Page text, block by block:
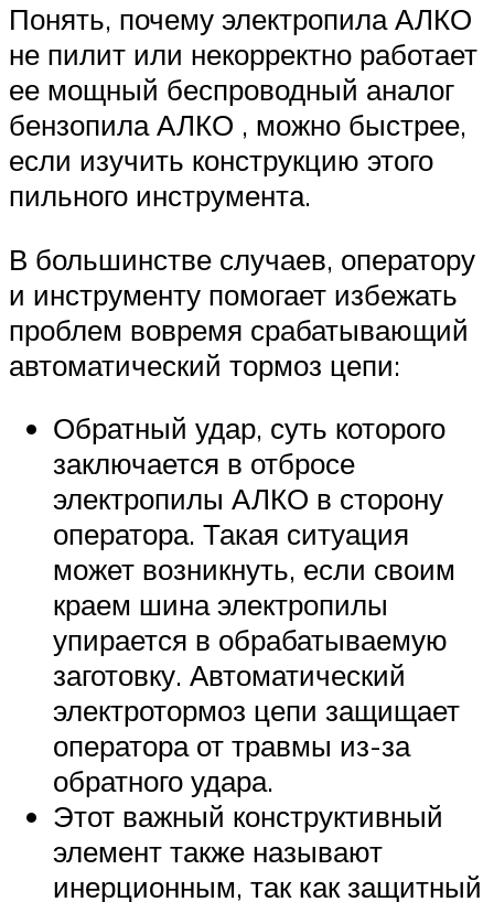
Понять, почему электропила АЛКО
не пилит или некорректно работает
ее мощный беспроводный аналог
бензопила АЛКО , можно быстрее,
если изучить конструкцию этого
пильного инструмента.
В большинстве случаев, оператору
и инструменту помогает избежать
проблем вовремя срабатывающий
автоматический тормоз цепи:
Обратный удар, суть которого
заключается в отбросе
электропилы АЛКО в сторону
оператора. Такая ситуация
может возникнуть, если своим
краем шина электропилы
упирается в обрабатываемую
заготовку. Автоматический
электротормоз цепи защищает
оператора от травмы из-за
обратного удара.
Этот важный конструктивный
элемент также называют
инерционным, так как защитный